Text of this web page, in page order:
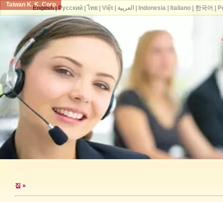
Taiwan K. K. Corp.
집 »
English| Русский| ไทย| Việt| العربية Indonesia| Italiano| 한국어